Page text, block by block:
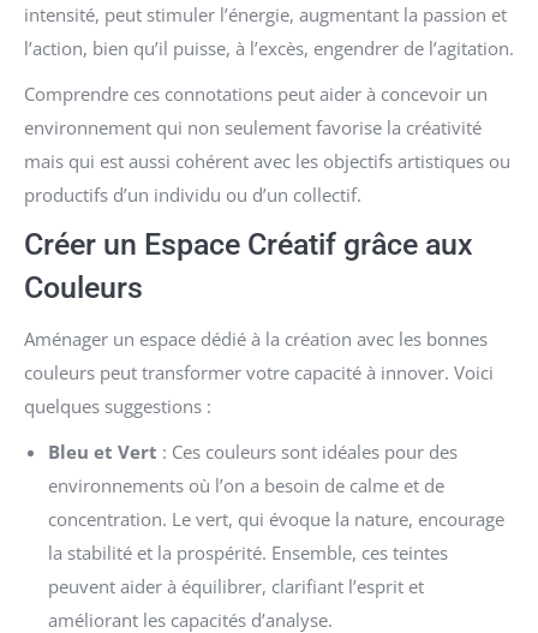
intensité, peut stimuler l’énergie, augmentant la passion et
l’action, bien qu’il puisse, à l’excès, engendrer de l’agitation.
Comprendre ces connotations peut aider à concevoir un
environnement qui non seulement favorise la créativité
mais qui est aussi cohérent avec les objectifs artistiques ou
productifs d’un individu ou d’un collectif.
Créer un Espace Créatif grâce aux
Couleurs
Aménager un espace dédié à la création avec les bonnes
couleurs peut transformer votre capacité à innover. Voici
quelques suggestions :
Bleu et Vert : Ces couleurs sont idéales pour des
environnements où l’on a besoin de calme et de
concentration. Le vert, qui évoque la nature, encourage
la stabilité et la prospérité. Ensemble, ces teintes
peuvent aider à équilibrer, clarifiant l’esprit et
améliorant les capacités d’analyse.